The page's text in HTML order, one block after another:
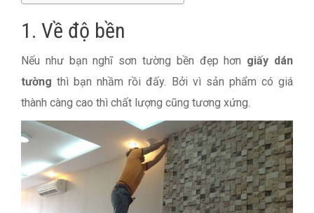
1. Về độ bền
Nếu như bạn nghĩ sơn tường bền đẹp hơn giấy dán
tường thì bạn nhầm rồi đấy. Bởi vì sản phẩm có giá
thành càng cao thì chất lượng cũng tương xứng.